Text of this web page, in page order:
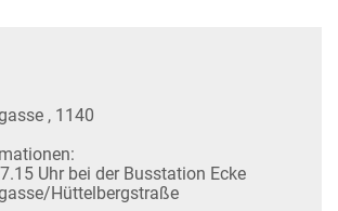
, 1140
Uhr bei der Busstation Ecke
Hüttelbergstraße